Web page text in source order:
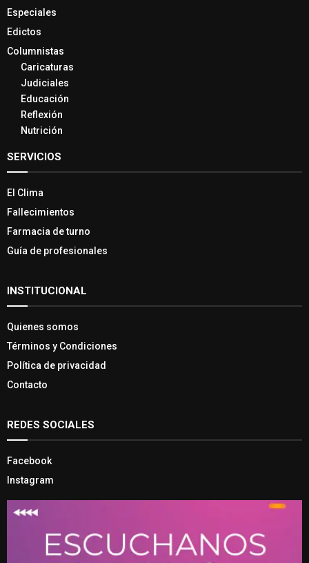
Especiales
Edictos
Columnistas
Caricaturas
Judiciales
Educación
Reflexión
Nutrición
SERVICIOS
El Clima
Fallecimientos
Farmacia de turno
Guía de profesionales
INSTITUCIONAL
Quienes somos
Términos y Condiciones
Política de privacidad
Contacto
REDES SOCIALES
Facebook
Instagram